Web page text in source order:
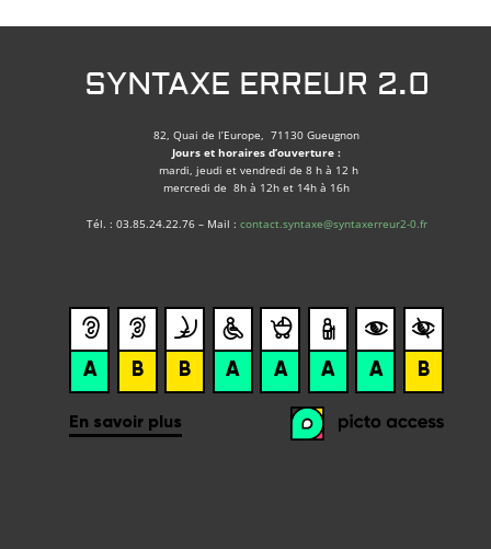
SYNTAXE ERREUR 2.0
82, Quai de l’Europe, 71130 Gueugnon
Jours et horaires d’ouverture :
mardi, jeudi et vendredi de 8 h à 12 h
mercredi de 8h à 12h et 14h à 16h
Tél. : 03.85.24.22.76 – Mail : contact.syntaxe@syntaxerreur2-0.fr